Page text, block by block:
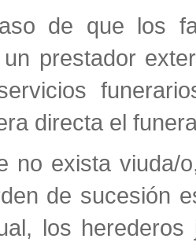
de que los
prestador
directa el
no exista viuda/
de sucesión
los